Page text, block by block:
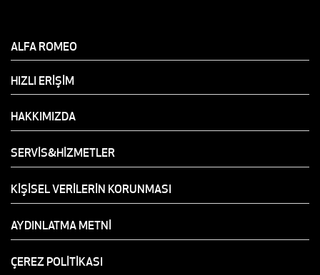
ALFA ROMEO
HIZLI ERİŞİM
HAKKIMIZDA
SERVİS&HİZMETLER
KİŞİSEL VERİLERİN KORUNMASI
AYDINLATMA METNİ
ÇEREZ POLİTİKASI